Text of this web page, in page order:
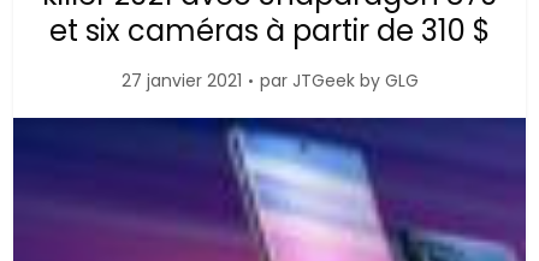
et six caméras à partir de 310 $
27 janvier 2021 par JTGeek by GLG